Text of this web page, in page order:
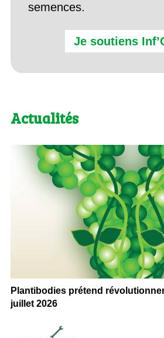
semences.
Je soutiens
Actualités
Plantibodies prétend
juillet 2026